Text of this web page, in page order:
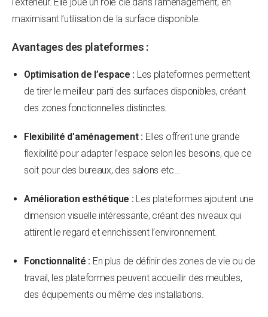
maximisant l’utilisation de la surface disponible.
Avantages des plateformes :
Optimisation de l’espace : Les plateformes permettent
de tirer le meilleur parti des surfaces disponibles, créant
des zones fonctionnelles distinctes.
Flexibilité d’aménagement : Elles offrent une grande
flexibilité pour adapter l’espace selon les besoins, que ce
soit pour des bureaux, des salons etc…
Amélioration esthétique : Les plateformes ajoutent une
dimension visuelle intéressante, créant des niveaux qui
attirent le regard et enrichissent l’environnement.
Fonctionnalité : En plus de définir des zones de vie ou de
travail, les plateformes peuvent accueillir des meubles,
des équipements ou même des installations.